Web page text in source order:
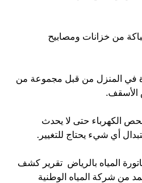
من خزانات ومصابيح
في المنزل من قبل مجموعة من
الأسقف.
الكهرباء حتى لا يحدث
أي شيء يحتاج للتغيير.
المياه بالرياض تقرير كشف
من شركة المياه الوطنية